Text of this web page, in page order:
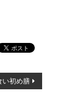
い初め膳